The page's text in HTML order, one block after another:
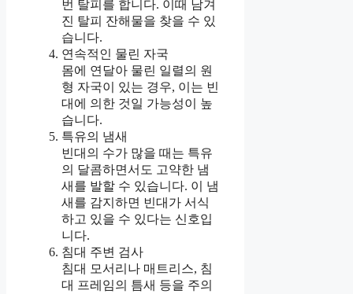
번 탈피를 합니다. 이때 남겨
진 탈피 잔해물을 찾을 수 있
습니다.
연속적인 물린 자국
몸에 연달아 물린 일렬의 원
형 자국이 있는 경우, 이는 빈
대에 의한 것일 가능성이 높
습니다.
특유의 냄새
빈대의 수가 많을 때는 특유
의 달콤하면서도 고약한 냄
새를 발할 수 있습니다. 이 냄
새를 감지하면 빈대가 서식
하고 있을 수 있다는 신호입
니다.
침대 주변 검사
침대 모서리나 매트리스, 침
대 프레임의 틈새 등을 주의